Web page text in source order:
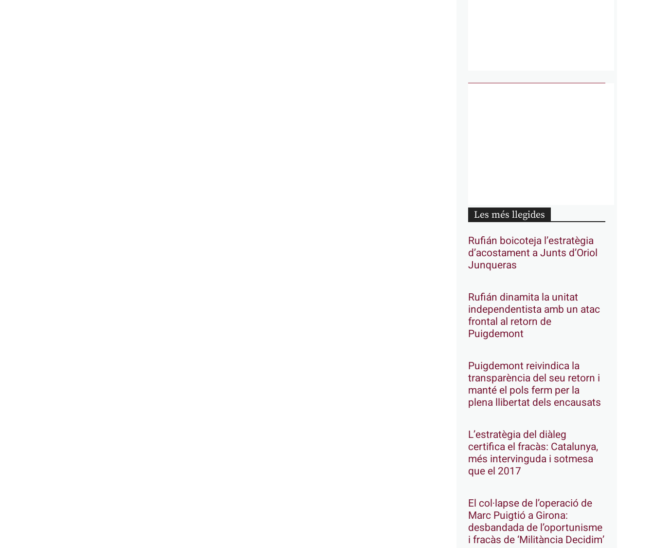
Les més llegides
Rufián boicoteja l’estratègia
d’acostament a Junts d’Oriol
Junqueras
Rufián dinamita la unitat
independentista amb un atac
frontal al retorn de
Puigdemont
Puigdemont reivindica la
transparència del seu retorn i
manté el pols ferm per la
plena llibertat dels encausats
L’estratègia del diàleg
certifica el fracàs: Catalunya,
més intervinguda i sotmesa
que el 2017
El col·lapse de l’operació de
Marc Puigtió a Girona:
desbandada de l’oportunisme
i fracàs de ‘Militància Decidim’